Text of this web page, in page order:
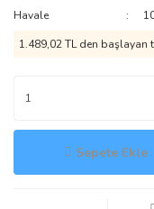
Havale
1.489,02 TL den başlayan
Sepete Ekle